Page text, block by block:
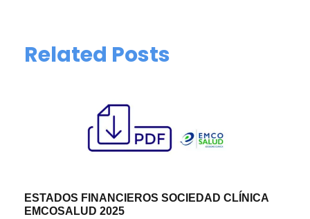
Related Posts
ESTADOS FINANCIEROS SOCIEDAD CLÍNICA
EMCOSALUD 2025